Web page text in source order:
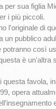
per sua figlia
i più piccoli.
l'originale di
un pubblico
potranno così
è un'altra
questa favola,
opera